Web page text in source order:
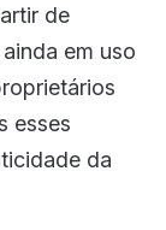
de
em uso
esses
da